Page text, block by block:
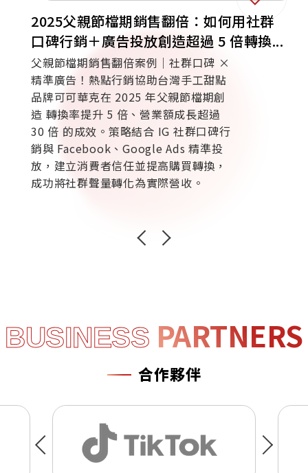
2025父親節檔期銷售翻倍：如何用社群
口碑行銷＋廣告投放創造超過 5 倍轉換...
父親節檔期銷售翻倍案例｜社群口碑 ×
精準廣告！熱點行銷協助台灣手工甜點
品牌可可華克在 2025 年父親節檔期創
造 轉換率提升 5 倍、營業額成長超過
30 倍 的成效。策略結合 IG 社群口碑行
銷與 Facebook、Google Ads 精準投
放，建立消費者信任並提高購買轉換，
成功將社群聲量轉化為實際營收。
BUSINESS PARTNERS
合作夥伴